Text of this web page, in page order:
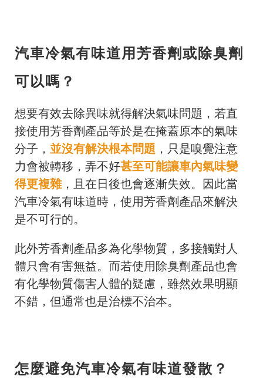
汽車冷氣有味道用芳香劑或除臭劑
可以嗎？
想要有效去除異味就得解決氣味問題，若直
接使用芳香劑產品等於是在掩蓋原本的氣味
分子， 並沒有解決根本問題 ，只是嗅覺注意
力會被轉移，弄不好甚至可能讓車內氣味變
得更複雜，且在日後也會逐漸失效。因此當
汽車冷氣有味道時，使用芳香劑產品來解決
是不可行的。
此外芳香劑產品多為化學物質，多接觸對人
體只會有害無益。 而若使用除臭劑產品也會
有化學物質傷害人體的疑慮，雖然效果明顯
不錯，但通常也是治標不治本。
怎麼避免汽車冷氣有味道發散？